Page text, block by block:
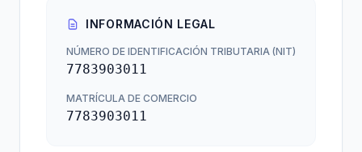
INFORMACIÓN LEGAL
NÚMERO DE IDENTIFICACIÓN TRIBUTARIA (NIT)
7783903011
MATRÍCULA DE COMERCIO
7783903011